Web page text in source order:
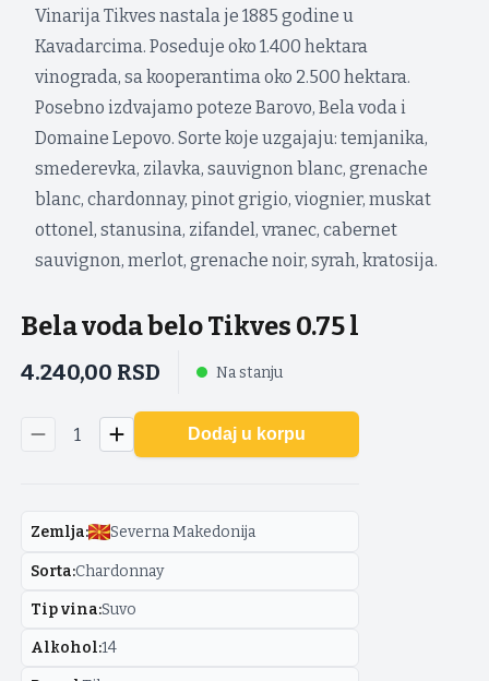
Vinarija Tikves nastala je 1885 godine u
Kavadarcima. Poseduje oko 1.400 hektara
vinograda, sa kooperantima oko 2.500 hektara.
Posebno izdvajamo poteze Barovo, Bela voda i
Domaine Lepovo. Sorte koje uzgajaju: temjanika,
smederevka, zilavka, sauvignon blanc, grenache
blanc, chardonnay, pinot grigio, viognier, muskat
ottonel, stanusina, zifandel, vranec, cabernet
sauvignon, merlot, grenache noir, syrah, kratosija.
Bela voda belo Tikves 0.75 l
4.240,00 RSD Na stanju
1 Dodaj u korpu
Zemlja: Severna Makedonija
Sorta:Chardonnay
Tip vina:Suvo
Alkohol:14